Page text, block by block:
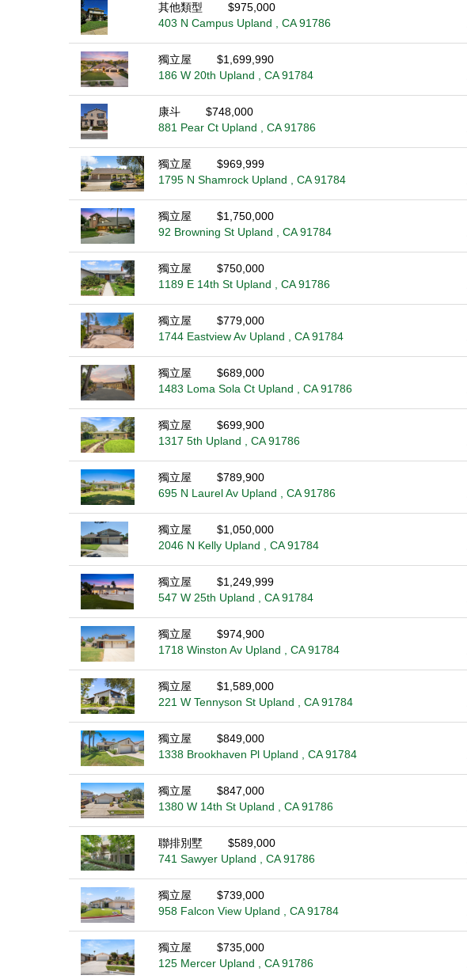
其他類型
$975,000
403 N Campus Upland , CA 91786
獨立屋
$1,699,990
186 W 20th Upland , CA 91784
康斗
$748,000
881 Pear Ct Upland , CA 91786
獨立屋
$969,999
1795 N Shamrock Upland , CA 91784
獨立屋
$1,750,000
92 Browning St Upland , CA 91784
獨立屋
$750,000
1189 E 14th St Upland , CA 91786
獨立屋
$779,000
1744 Eastview Av Upland , CA 91784
獨立屋
$689,000
1483 Loma Sola Ct Upland , CA 91786
獨立屋
$699,900
1317 5th Upland , CA 91786
獨立屋
$789,900
695 N Laurel Av Upland , CA 91786
獨立屋
$1,050,000
2046 N Kelly Upland , CA 91784
獨立屋
$1,249,999
547 W 25th Upland , CA 91784
獨立屋
$974,900
1718 Winston Av Upland , CA 91784
獨立屋
$1,589,000
221 W Tennyson St Upland , CA 91784
獨立屋
$849,000
1338 Brookhaven Pl Upland , CA 91784
獨立屋
$847,000
1380 W 14th St Upland , CA 91786
聯排別墅
$589,000
741 Sawyer Upland , CA 91786
獨立屋
$739,000
958 Falcon View Upland , CA 91784
獨立屋
$735,000
125 Mercer Upland , CA 91786